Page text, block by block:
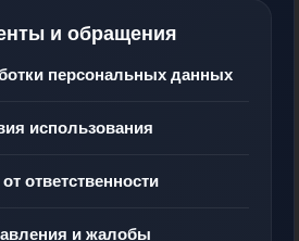
и обращения
персональных данных
использования
ответственности
и жалобы